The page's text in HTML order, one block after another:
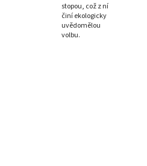
stopou, což z ní
činí ekologicky
uvědomělou
volbu.